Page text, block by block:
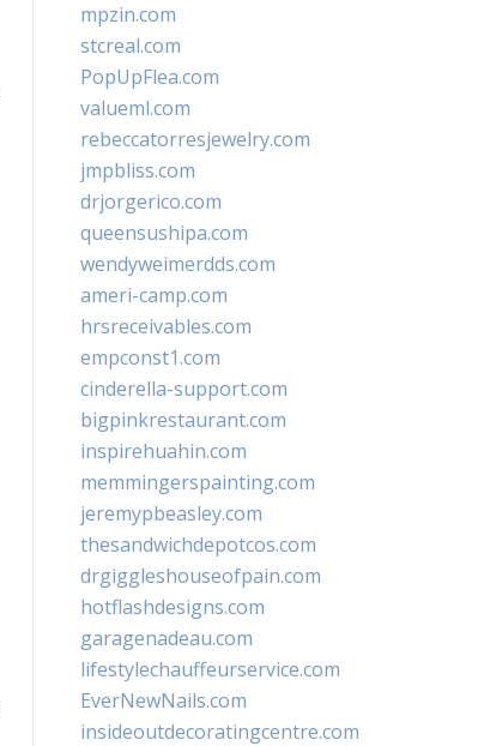
mpzin.com
stcreal.com
PopUpFlea.com
valueml.com
rebeccatorresjewelry.com
jmpbliss.com
drjorgerico.com
queensushipa.com
wendyweimerdds.com
ameri-camp.com
hrsreceivables.com
empconst1.com
cinderella-support.com
bigpinkrestaurant.com
inspirehuahin.com
memmingerspainting.com
jeremypbeasley.com
thesandwichdepotcos.com
drgiggleshouseofpain.com
hotflashdesigns.com
garagenadeau.com
lifestylechauffeurservice.com
EverNewNails.com
insideoutdecoratingcentre.com